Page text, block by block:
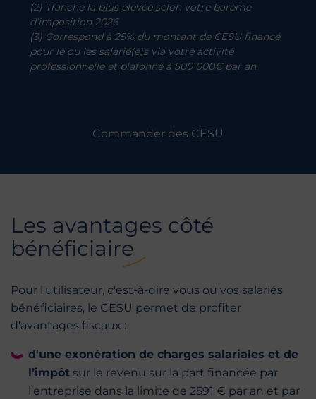
(2) Tranche la plus élevée selon votre barème
d’imposition 2026
(3) Correspond à 25% du montant de CESU financé
pour le ou les salarié(e)s via votre activité
professionnelle et plafonné à 500 000€ par an
Commander des CESU
Les avantages côté
bénéficiaire
Pour l'utilisateur, c'est-à-dire vous ou vos salariés
bénéficiaires, le CESU permet de profiter
d'avantages fiscaux :
d'une exonération de charges salariales et de
l’impôt sur le revenu sur la part financée par
l’entreprise dans la limite de 2591 € par an et par